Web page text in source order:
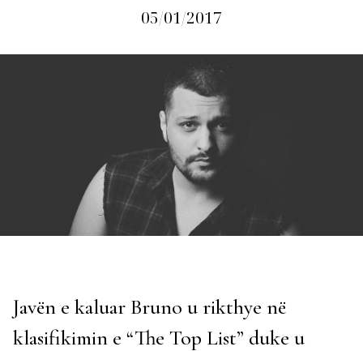
05/01/2017
Javën e kaluar Bruno u rikthye në
klasifikimin e “The Top List” duke u